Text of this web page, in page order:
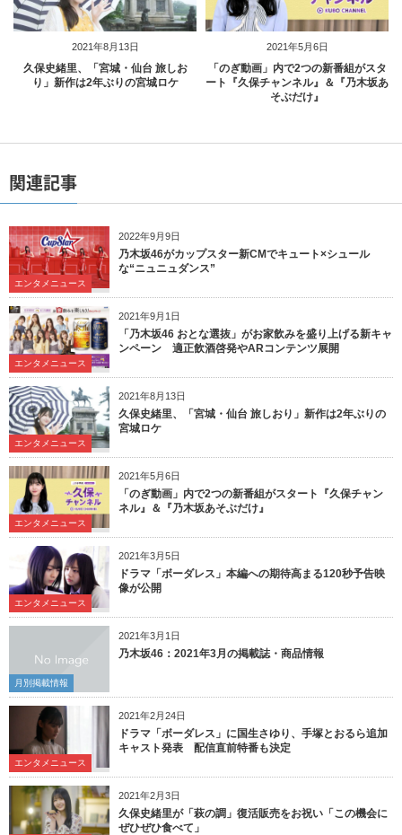
2021年8月13日
久保史緒里、「宮城・仙台 旅しお
り」新作は2年ぶりの宮城ロケ
2021年5月6日
「のぎ動画」内で2つの新番組がスタ
ート『久保チャンネル』＆『乃木坂あ
そぶだけ』
関連記事
2022年9月9日
エンタメニュース
乃木坂46がカップスター新CMでキュート×シュール
な“ニュニュダンス”
2021年9月1日
エンタメニュース
「乃木坂46 おとな選抜」がお家飲みを盛り上げる新キャ
ンペーン 適正飲酒啓発やARコンテンツ展開
2021年8月13日
エンタメニュース
久保史緒里、「宮城・仙台 旅しおり」新作は2年ぶりの
宮城ロケ
2021年5月6日
エンタメニュース
「のぎ動画」内で2つの新番組がスタート『久保チャン
ネル』＆『乃木坂あそぶだけ』
2021年3月5日
エンタメニュース
ドラマ「ボーダレス」本編への期待高まる120秒予告映
像が公開
2021年3月1日
月別掲載情報
乃木坂46：2021年3月の掲載誌・商品情報
2021年2月24日
エンタメニュース
ドラマ「ボーダレス」に国生さゆり、手塚とおるら追加
キャスト発表 配信直前特番も決定
2021年2月3日
久保史緒里が「萩の調」復活販売をお祝い「この機会に
ぜひぜひ食べて」